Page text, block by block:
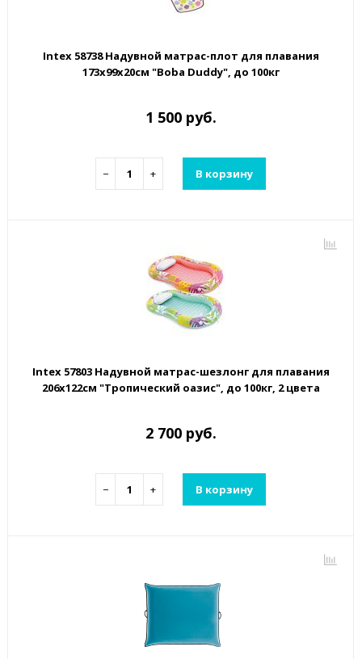
Intex 58738 Надувной матрас-плот для плавания
173х99х20см "Boba Duddy", до 100кг
1 500 руб.
− + В корзину
Intex 57803 Надувной матрас-шезлонг для плавания
206х122см "Тропический оазис", до 100кг, 2 цвета
2 700 руб.
− + В корзину